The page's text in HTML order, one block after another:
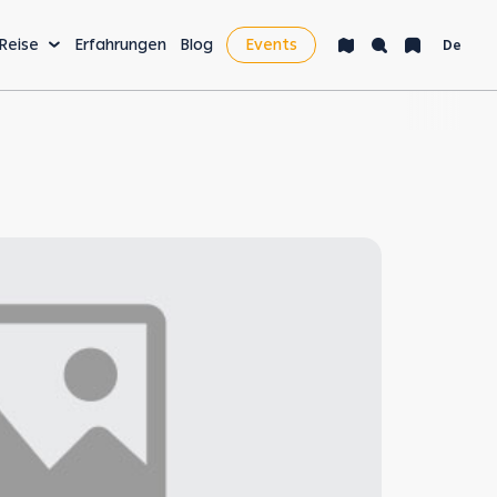
Gesundheit & Wellness
Digital Nomads &
Wirtschaft
Erfahrungen Blog Events De